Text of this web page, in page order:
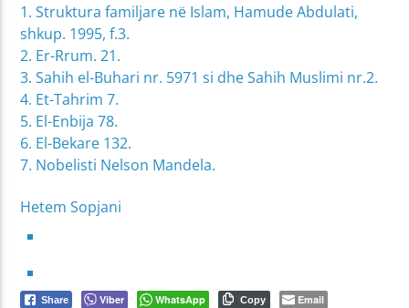
1. Struktura familjare në Islam, Hamude Abdulati,
shkup. 1995, f.3.
2. Er-Rrum. 21.
3. Sahih el-Buhari nr. 5971 si dhe Sahih Muslimi nr.2.
4. Et-Tahrim 7.
5. El-Enbija 78.
6. El-Bekare 132.
7. Nobelisti Nelson Mandela.
Hetem Sopjani
Share Viber WhatsApp Copy Email